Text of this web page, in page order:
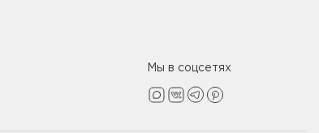
Мы в соцсетях